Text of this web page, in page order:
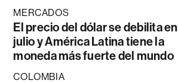
MERCADOS
El precio del dólar se debilita en
julio y América Latina tiene la
moneda más fuerte del mundo
COLOMBIA